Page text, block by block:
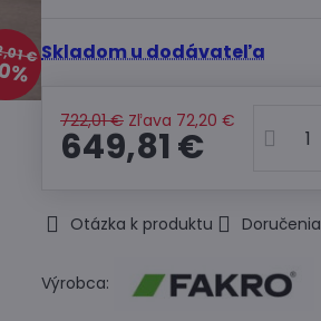
€Skladom u dodávateľa
722,01 € Zľava 72,20 €
649,81 €
Otázka k produktu Doručenia
Výrobca: